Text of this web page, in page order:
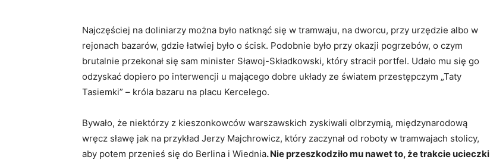
Najczęściej na doliniarzy można było natknąć się w tramwaju, na dworcu, przy urzędzie albo w
rejonach bazarów, gdzie łatwiej było o ścisk. Podobnie było przy okazji pogrzebów, o czym
brutalnie przekonał się sam minister Sławoj-Składkowski, który stracił portfel. Udało mu się go
odzyskać dopiero po interwencji u mającego dobre układy ze światem przestępczym „Taty
Tasiemki” – króla bazaru na placu Kercelego.
Bywało, że niektórzy z kieszonkowców warszawskich zyskiwali olbrzymią, międzynarodową
wręcz sławę jak na przykład Jerzy Majchrowicz, który zaczynał od roboty w tramwajach stolicy,
aby potem przenieś się do Berlina i Wiednia. Nie przeszkodziło mu nawet to, że trakcie ucieczki